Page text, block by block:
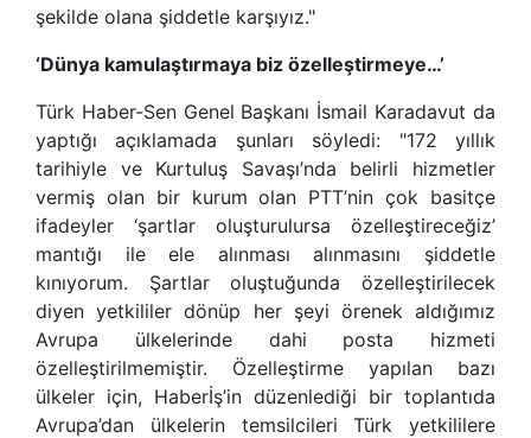
şekilde olana şiddetle karşıyız."
‘Dünya kamulaştırmaya biz özelleştirmeye…’
Türk Haber-Sen Genel Başkanı İsmail Karadavut da
yaptığı açıklamada şunları söyledi: "172 yıllık
tarihiyle ve Kurtuluş Savaşı’nda belirli hizmetler
vermiş olan bir kurum olan PTT’nin çok basitçe
ifadeyler ‘şartlar oluşturulursa özelleştireceğiz’
mantığı ile ele alınması alınmasını şiddetle
kınıyorum. Şartlar oluştuğunda özelleştirilecek
diyen yetkililer dönüp her şeyi örenek aldığımız
Avrupa ülkelerinde dahi posta hizmeti
özelleştirilmemiştir. Özelleştirme yapılan bazı
ülkeler için, Haberİş’in düzenlediği bir toplantıda
Avrupa’dan ülkelerin temsilcileri Türk yetkililere